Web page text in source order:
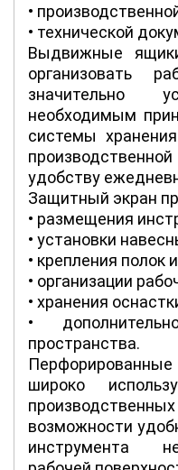
•
• технической
Выдвижные
организовать
значительно
необходимым
системы
удобству
Защитный экран
• размещения
• установки
• крепления полок
• организации
• хранения
•
пространства.
широко
возможности
инструмента